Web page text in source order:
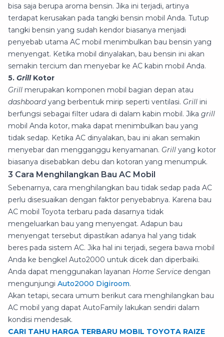
bisa saja berupa aroma bensin. Jika ini terjadi, artinya
terdapat kerusakan pada tangki bensin mobil Anda. Tutup
tangki bensin yang sudah kendor biasanya menjadi
penyebab utama AC mobil menimbulkan bau bensin yang
menyengat. Ketika mobil dinyalakan, bau bensin ini akan
semakin tercium dan menyebar ke AC kabin mobil Anda.
5. GrillKotor
Grill merupakan komponen mobil bagian depan atau
dashboardyang berbentuk mirip seperti ventilasi. Grill ini
berfungsi sebagai filter udara di dalam kabin mobil. Jika grill
mobil Anda kotor, maka dapat menimbulkan bau yang
tidak sedap. Ketika AC dinyalakan, bau ini akan semakin
menyebar dan mengganggu kenyamanan. Grill yang kotor
biasanya disebabkan debu dan kotoran yang menumpuk.
3 Cara Menghilangkan Bau AC Mobil
Sebenarnya, cara menghilangkan bau tidak sedap pada AC
perlu disesuaikan dengan faktor penyebabnya. Karena bau
AC mobil Toyota terbaru pada dasarnya tidak
mengeluarkan bau yang menyengat. Adapun bau
menyengat tersebut dipastikan adanya hal yang tidak
beres pada sistem AC. Jika hal ini terjadi, segera bawa mobil
Anda ke bengkel Auto2000 untuk dicek dan diperbaiki.
Anda dapat menggunakan layanan Home Service dengan
mengunjungi Auto2000 Digiroom.
Akan tetapi, secara umum berikut cara menghilangkan bau
AC mobil yang dapat AutoFamily lakukan sendiri dalam
kondisi mendesak.
CARI TAHU HARGA TERBARU MOBIL TOYOTA RAIZE